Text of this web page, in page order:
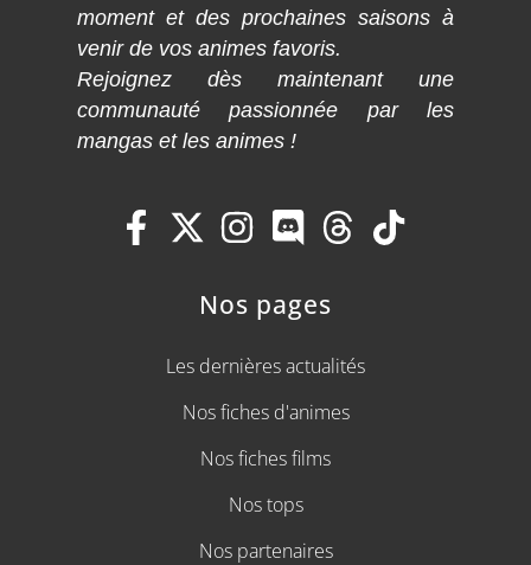
moment et des prochaines saisons à
venir de vos animes favoris.
Rejoignez dès maintenant une
communauté passionnée par les
mangas et les animes !
Nos pages
Les dernières actualités
Nos fiches d'animes
Nos fiches films
Nos tops
Nos partenaires